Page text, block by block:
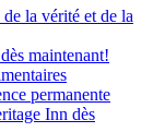
la vérité et de la
maintenant!
permanente
Inn dès